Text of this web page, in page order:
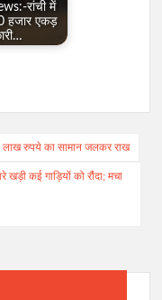
रांची में
हजार एकड़
लाख रुपये का सामान जलकर राख
कई गाड़ियों को रौंदा; मचा